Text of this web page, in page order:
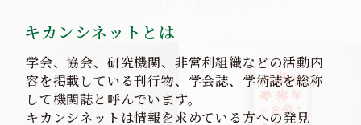
キカンシネットとは
学会、協会、研究機関、非営利組織などの活動内
容を掲載している刊行物、学会誌、学術誌を総称
して機関誌と呼んでいます。
キカンシネットは情報を求めている方への発見